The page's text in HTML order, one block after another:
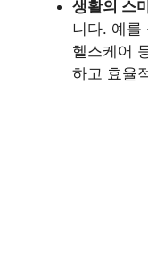
생활의 스
니다. 예를
헬스케어
하고 효율